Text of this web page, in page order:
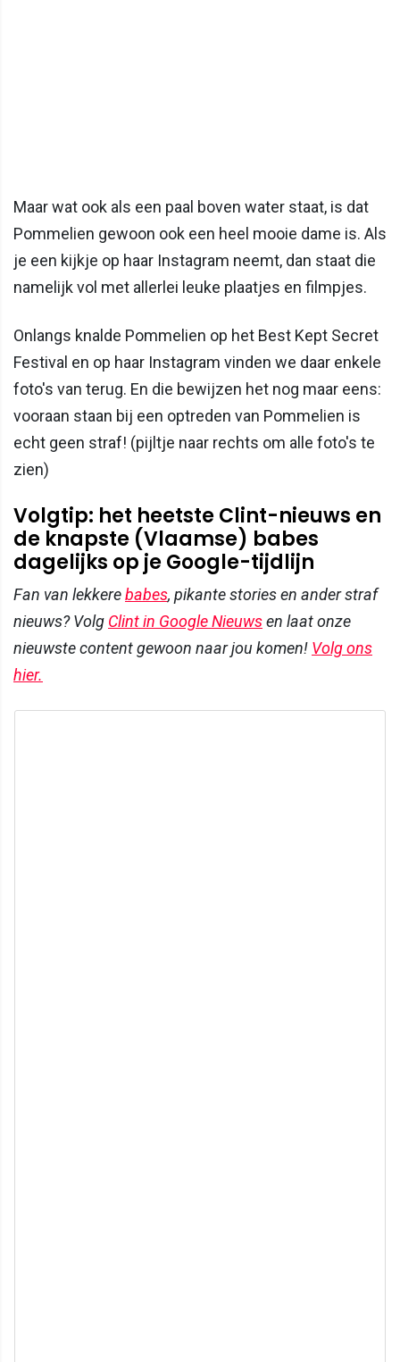
Maar wat ook als een paal boven water staat, is dat
Pommelien gewoon ook een heel mooie dame is. Als
je een kijkje op haar Instagram neemt, dan staat die
namelijk vol met allerlei leuke plaatjes en filmpjes.
Onlangs knalde Pommelien op het Best Kept Secret
Festival en op haar Instagram vinden we daar enkele
foto's van terug. En die bewijzen het nog maar eens:
vooraan staan bij een optreden van Pommelien is
echt geen straf! (pijltje naar rechts om alle foto's te
zien)
Volgtip: het heetste Clint-nieuws en
de knapste (Vlaamse) babes
dagelijks op je Google-tijdlijn
Fan van lekkerebabes, pikante stories en ander straf
nieuws? Volg Clint in Google Nieuwsen laat onze
nieuwste content gewoon naar jou komen! Volg ons
hier.